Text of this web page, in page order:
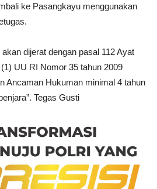
ke Pasangkayu menggunakan
dijerat dengan pasal 112 Ayat
UU RI Nomor 35 tahun 2009
Ancaman Hukuman minimal 4 tahun
Tegas Gusti